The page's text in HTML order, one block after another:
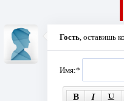
Гость, оставишь
Имя:*